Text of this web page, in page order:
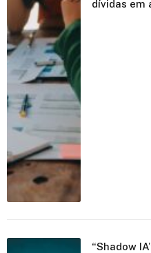
dívidas em
“Shadow